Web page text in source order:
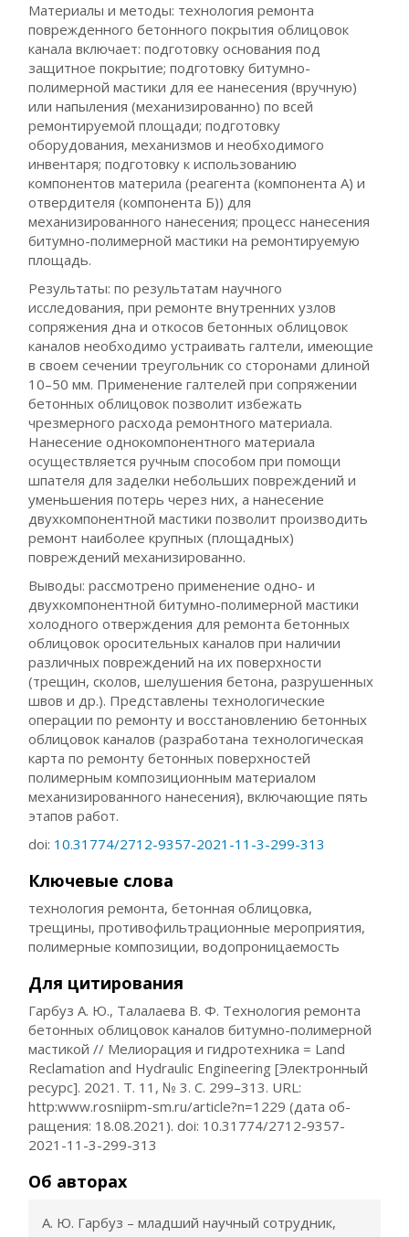
Материалы и методы: технология ремонта
поврежденного бетонного покрытия облицовок
канала включает: подготовку основания под
защитное покрытие; подготовку битумно-
полимерной мастики для ее нанесения (вручную)
или напыления (механизированно) по всей
ремонтируемой площади; подготовку
оборудования, механизмов и необходимого
инвентаря; подготовку к использованию
компонентов материла (реагента (компонента А) и
отвердителя (компонента Б)) для
механизированного нанесения; процесс нанесения
битумно-полимерной мастики на ремонтируемую
площадь.
Результаты: по результатам научного
исследования, при ремонте внутренних узлов
сопряжения дна и откосов бетонных облицовок
каналов необходимо устраивать галтели, имеющие
в своем сечении треугольник со сторонами длиной
10–50 мм. Применение галтелей при сопряжении
бетонных облицовок позволит избежать
чрезмерного расхода ремонтного материала.
Нанесение однокомпонентного материала
осуществляется ручным способом при помощи
шпателя для заделки небольших повреждений и
уменьшения потерь через них, а нанесение
двухкомпонентной мастики позволит производить
ремонт наиболее крупных (площадных)
повреждений механизированно.
Выводы: рассмотрено применение одно- и
двухкомпонентной битумно-полимерной мастики
холодного отверждения для ремонта бетонных
облицовок оросительных каналов при наличии
различных повреждений на их поверхности
(трещин, сколов, шелушения бетона, разрушенных
швов и др.). Представлены технологические
операции по ремонту и восстановлению бетонных
облицовок каналов (разработана технологическая
карта по ремонту бетонных поверхностей
полимерным композиционным материалом
механизированного нанесения), включающие пять
этапов работ.
doi: 10.31774/2712-9357-2021-11-3-299-313
Ключевые слова
технология ремонта, бетонная облицовка,
трещины, противофильтрационные мероприятия,
полимерные композиции, водопроницаемость
Для цитирования
Гарбуз А. Ю., Талалаева В. Ф. Технология ремонта
бетонных облицовок каналов битумно-полимерной
мастикой // Мелиорация и гидротехника = Land
Reclamation and Hydraulic Engineering [Электронный
ресурс]. 2021. Т. 11, № 3. С. 299–313. URL:
http:www.rosniipm-sm.ru/article?n=1229 (дата об-
ращения: 18.08.2021). doi: 10.31774/2712-9357-
2021-11-3-299-313
Об авторах
А. Ю. Гарбуз – младший научный сотрудник,